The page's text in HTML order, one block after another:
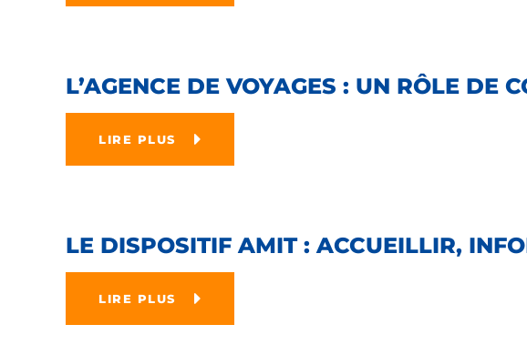
L’AGENCE DE VOYAGES : UN RÔLE DE
LIRE PLUS
LE DISPOSITIF AMIT : ACCUEILLIR,
LIRE PLUS